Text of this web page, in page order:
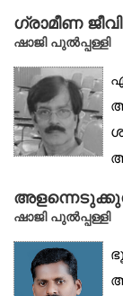
ഗ്രാമീണ
ഷാജി പുൽപ്പള്ളി
ഷാജി പുൽപ്പള്ളി